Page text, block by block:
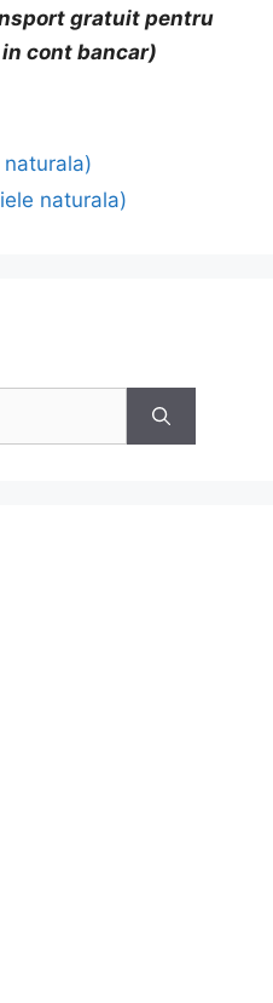
gratuit pentru
cont bancar)
naturala)
naturala)